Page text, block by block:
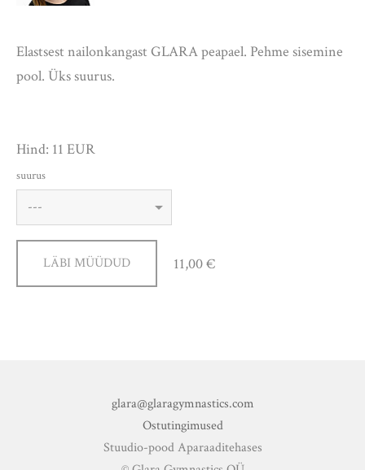
Elastsest nailonkangast GLARA peapael. Pehme sisemine
pool. Üks suurus.
Hind: 11 EUR
suurus
LÄBI MÜÜDUD 11,00 €
glara@glaragymnastics.com
Ostutingimused
Stuudio-pood Aparaaditehases